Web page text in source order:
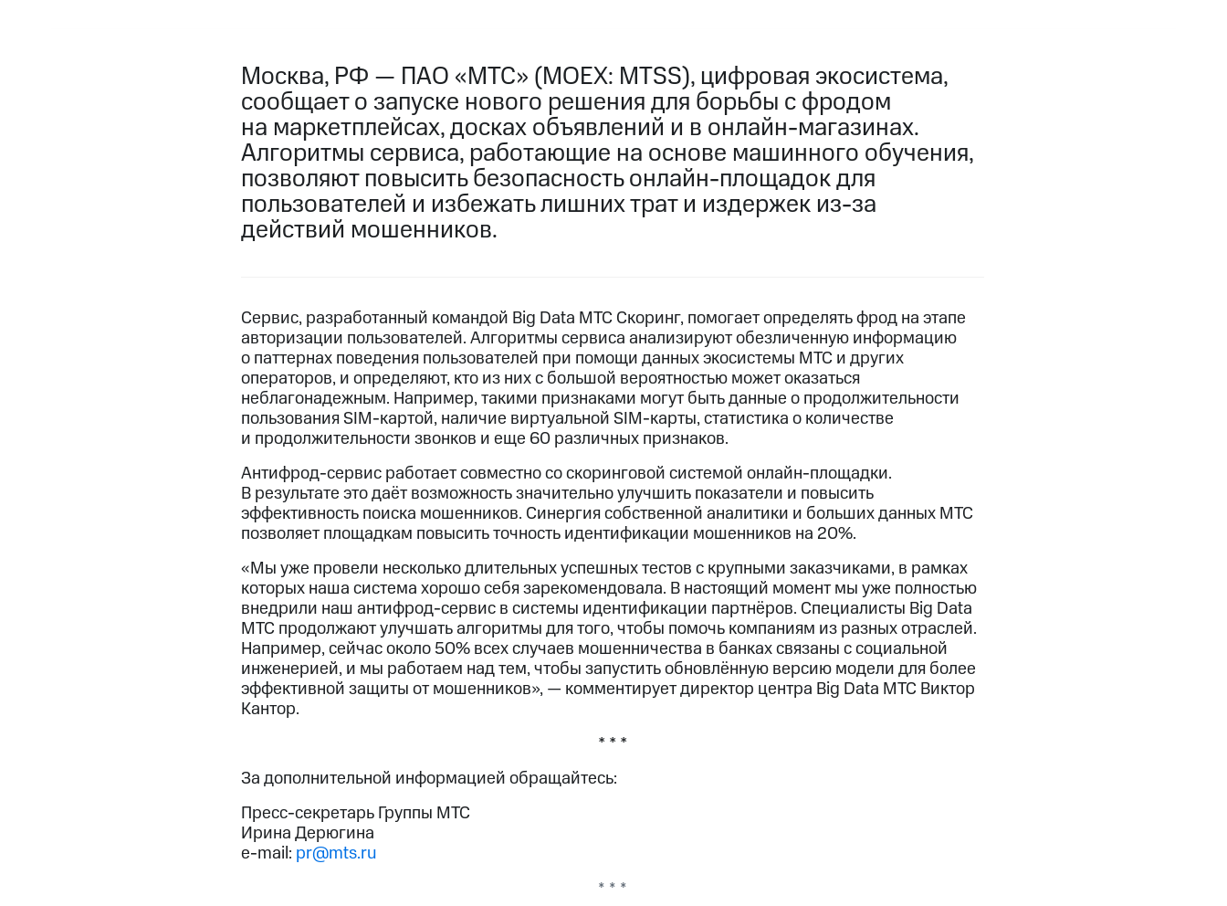
Москва, РФ — ПАО «МТС» (MOEX: MTSS), цифровая экосистема,
сообщает о запуске нового решения для борьбы с фродом
на маркетплейсах, досках объявлений и в онлайн-магазинах.
Алгоритмы сервиса, работающие на основе машинного обучения,
позволяют повысить безопасность онлайн-площадок для
пользователей и избежать лишних трат и издержек из-за
действий мошенников.
Сервис, разработанный командой Big Data МТС Скоринг, помогает определять фрод на этапе
авторизации пользователей. Алгоритмы сервиса анализируют обезличенную информацию
о паттернах поведения пользователей при помощи данных экосистемы МТС и других
операторов, и определяют, кто из них с большой вероятностью может оказаться
неблагонадежным. Например, такими признаками могут быть данные о продолжительности
пользования SIM-картой, наличие виртуальной SIM-карты, статистика о количестве
и продолжительности звонков и еще 60 различных признаков.
Антифрод-сервис работает совместно со скоринговой системой онлайн-площадки.
В результате это даёт возможность значительно улучшить показатели и повысить
эффективность поиска мошенников. Синергия собственной аналитики и больших данных МТС
позволяет площадкам повысить точность идентификации мошенников на 20%.
«Мы уже провели несколько длительных успешных тестов с крупными заказчиками, в рамках
которых наша система хорошо себя зарекомендовала. В настоящий момент мы уже полностью
внедрили наш антифрод-сервис в системы идентификации партнёров. Специалисты Big Data
МТС продолжают улучшать алгоритмы для того, чтобы помочь компаниям из разных отраслей.
Например, сейчас около 50% всех случаев мошенничества в банках связаны с социальной
инженерией, и мы работаем над тем, чтобы запустить обновлённую версию модели для более
эффективной защиты от мошенников», — комментирует директор центра Big Data МТС Виктор
Кантор.
* * *
За дополнительной информацией обращайтесь:
Пресс-секретарь Группы МТС
Ирина Дерюгина
e-mail: pr@mts.ru
* * *